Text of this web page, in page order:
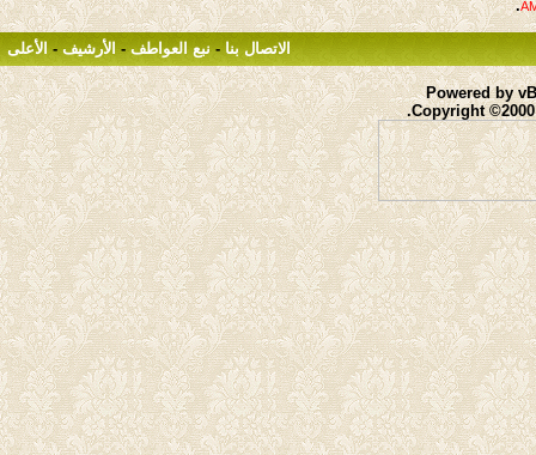
.
الاتصال بنا - نبع العواطف - الأرشيف - الأعلى
Powered by
Copyright